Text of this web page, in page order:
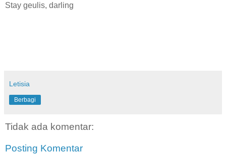
Stay geulis, darling
Letisia
Berbagi
Tidak ada komentar:
Posting Komentar